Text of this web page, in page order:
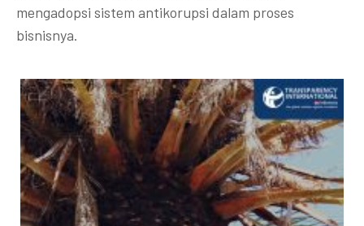
mengadopsi sistem antikorupsi dalam proses
bisnisnya.